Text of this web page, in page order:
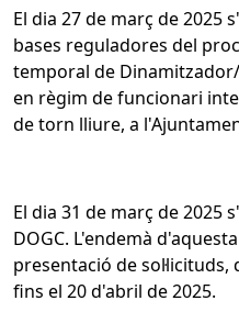
El dia 27 de març de 2025
bases reguladores del
temporal de
en règim de funcionari
de torn lliure, a
El dia 31 de març de 2025
DOGC. L'endemà
presentació de
fins el 20 d'abril de 2025.